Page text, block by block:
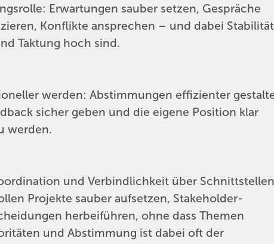
Erwartungen sauber setzen, Gespräche
Konflikte ansprechen – und dabei
Taktung hoch sind.
werden: Abstimmungen effizienter
sicher geben und die eigene Position klar
werden.
und Verbindlichkeit über Schnittstellen
Projekte sauber aufsetzen, Stakeholder-
herbeiführen, ohne dass Themen
und Abstimmung ist dabei oft der